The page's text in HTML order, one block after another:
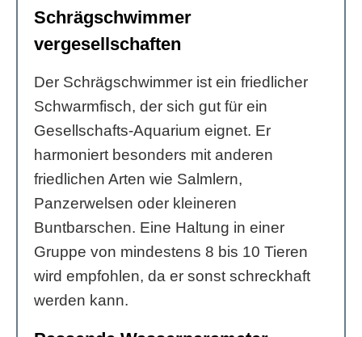
Schrägschwimmer
vergesellschaften
Der Schrägschwimmer ist ein friedlicher
Schwarmfisch, der sich gut für ein
Gesellschafts-Aquarium eignet. Er
harmoniert besonders mit anderen
friedlichen Arten wie Salmlern,
Panzerwelsen oder kleineren
Buntbarschen. Eine Haltung in einer
Gruppe von mindestens 8 bis 10 Tieren
wird empfohlen, da er sonst schreckhaft
werden kann.